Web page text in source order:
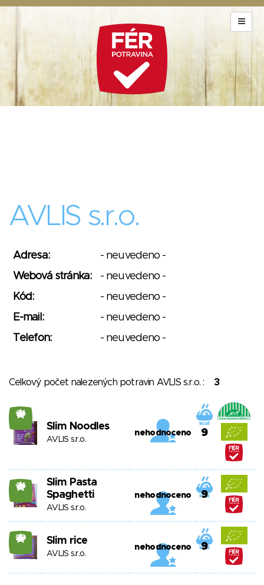
AVLIS s.r.o.
Adresa:
- neuvedeno -
Webová stránka:
- neuvedeno -
Kód:
- neuvedeno -
E-mail:
- neuvedeno -
Telefon:
- neuvedeno -
Celkový počet nalezených potravin AVLIS s.r.o. : 3
24
Slim Noodles
AVLIS s.r.o.
nehodnoceno 9
24
Slim Pasta
Spaghetti
AVLIS s.r.o.
nehodnoceno 9
20 Slim rice
AVLIS s.r.o.
nehodnoceno 9